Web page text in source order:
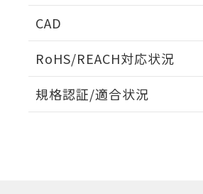
CAD
RoHS/REACH対応状況
EU RoHS 注意事項・凡例
規格認証/適合状況